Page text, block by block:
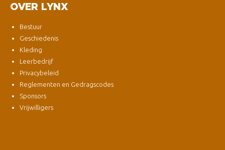
OVER LYNX
Bestuur
Geschiedenis
Kleding
Leerbedrijf
Privacybeleid
Reglementen en Gedragscodes
Sponsors
Vrijwilligers